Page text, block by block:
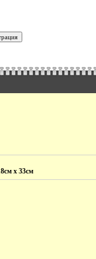
х 33см